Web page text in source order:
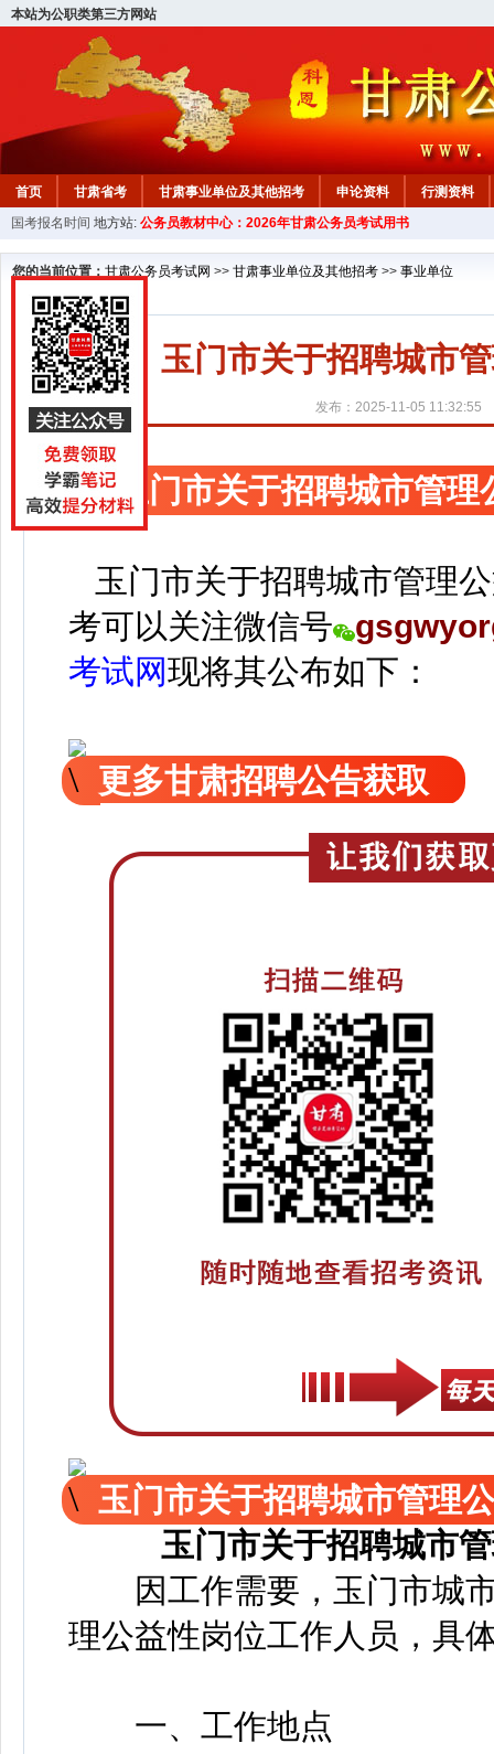
本站为公职类第三方网站
首页 甘肃省考 甘肃事业单位及其他招考 申论资料
行测资料
国考报名时间 地方站: 公务员教材中心：2026年甘肃公务员考试用书
您的当前位置： 甘肃公务员考试网 >> 甘肃事业单位及其他招考 >> 事业单位
玉门市关于招聘城市
发布：2025-11-05 11:32:55
玉门市关于招聘城市管
玉门市关于招聘城市管理
考可以关注微信号
考试网现将其公布如下：
更多甘肃招聘公告获取
玉门市关于招聘城市管理
玉门市关于招聘城市
因工作需要，玉门市城市
理公益性岗位工作人员，具
一、工作地点